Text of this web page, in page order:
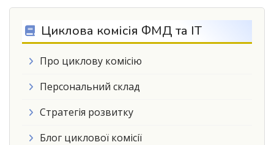
Циклова комісія ФМД та ІТ
Про циклову комісію
Персональний склад
Стратегія розвитку
Блог циклової комісії